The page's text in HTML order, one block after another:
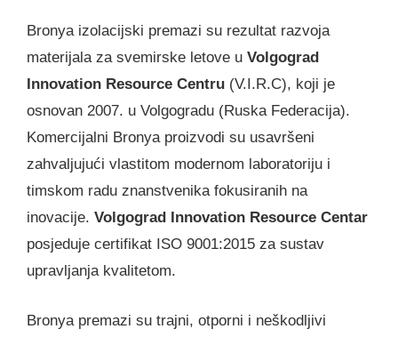
Bronya izolacijski premazi su rezultat razvoja
materijala za svemirske letove u Volgograd
Innovation Resource Centru (V.I.R.C), koji je
osnovan 2007. u Volgogradu (Ruska Federacija).
Komercijalni Bronya proizvodi su usavršeni
zahvaljujući vlastitom modernom laboratoriju i
timskom radu znanstvenika fokusiranih na
inovacije. Volgograd Innovation Resource Centar
posjeduje certifikat ISO 9001:2015 za sustav
upravljanja kvalitetom.
Bronya premazi su trajni, otporni i neškodljivi